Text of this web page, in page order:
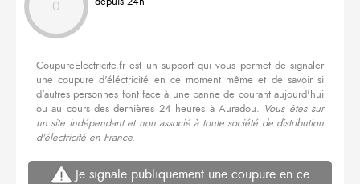
0
CoupureElectricite.fr est un support qui vous permet de signaler
une coupure d'éléctricité en ce moment même et de savoir si
d'autres personnes font face à une panne de courant aujourd'hui
ou au cours des dernières 24 heures à Auradou. Vous êtes sur
un site indépendant et non associé à toute société de distribution
d'électricité en France.
Je signale publiquement une coupure en ce